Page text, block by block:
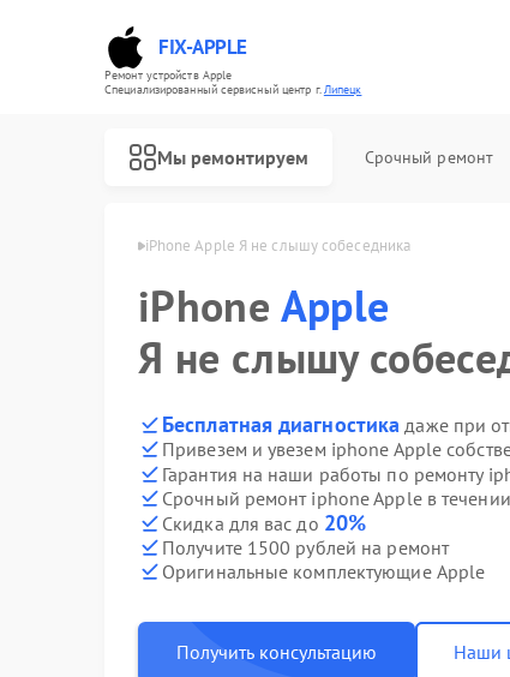
FIX-APPLE
Ремонт устройств Apple
Специализированный cервисный центр г.Липецк
Мы ремонтируем Срочный ремонт
iPhone Apple Я не слышу собеседника
iPhone Apple
Я не слышу
Бесплатная диагностика даже при
Привезем и увезем iphone Apple
Гарантия на наши работы по ремонту
Срочный ремонт iphone Apple в
Скидка для вас до 20%
Получите 1500 рублей на ремонт
Оригинальные комплектующие Apple
Получить консультацию Наши